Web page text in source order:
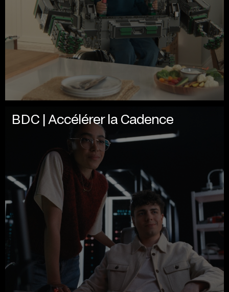
BDC | Accélérer la Cadence